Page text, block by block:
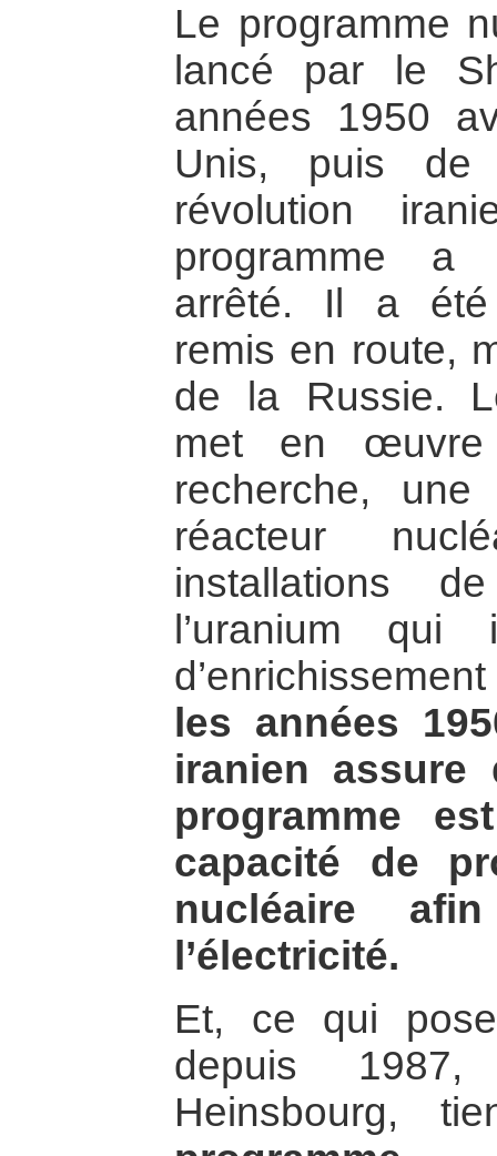
Le programme
lancé par le
années 1950
Unis, puis de
révolution
programme a
arrêté. Il a été
remis en route,
de la Russie.
met en œuvre
recherche, une
réacteur
installations
l’uranium qui
les années
iranien
programme
capacité de
nucléaire
l’électricité.
Et, ce qui
depuis 1987,
Heinsbourg,